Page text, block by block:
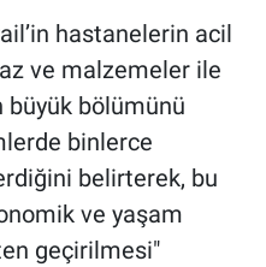
hastanelerin acil
ve malzemeler ile
büyük bölümünü
binlerce
belirterek, bu
ve yaşam
geçirilmesi"